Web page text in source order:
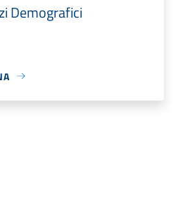
Demografici